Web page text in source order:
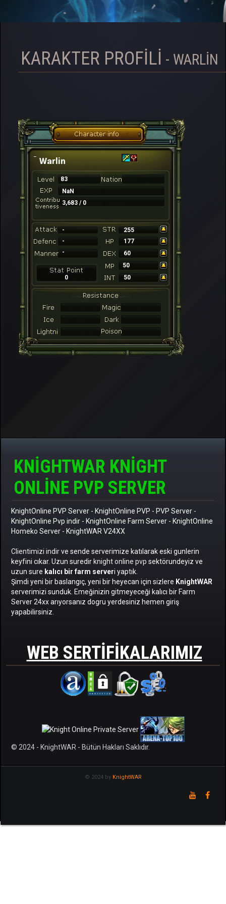
KARAKTER PROFILI - WARLIN
Warlin
83
NaN
3,683 / 0
-
255
-
177
-
60
50
0
50
KNIGHTWAR KNIGHT
ONLINE PVP SERVER
KnightOnline PVP Server - KnightOnline PVP - PVP Server -
KnightOnline Pvp indir - KnightOnline Farm Server - KnightOnline
Homeko Server - KnightWAR V24XX
Clientimizi indirve sende serverimize katılarak eski gunlerin
keyfini cıkar. Uzun suredir knight online pvp sektörundeyiz ve
uzun sure kalıcı bir farm serveri yaptık.
Şimdi yeni bir baslangıç, yeni bir heyecan için sizlere KnightWAR
serverimizi sunduk. Emeğinizin gitmeyeceği kalıcı bir Farm
Server 24xx arıyorsanız dogru yerdesiniz hemen giriş
yapabilirsiniz.
WEB SERTIFIKALARIMIZ
© 2024 - KnightWAR - Bütün Hakları Saklıdır.
© 2024 by KnightWAR